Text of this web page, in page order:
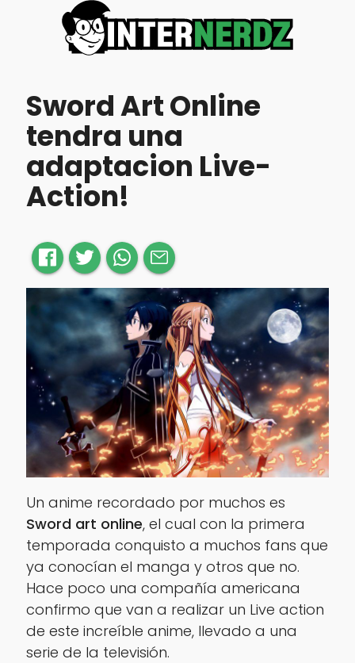
Sword Art Online
tendra una
adaptacion Live-
Action!
Un anime recordado por muchos es
Sword art online, el cual con la primera
temporada conquisto a muchos fans que
ya conocían el manga y otros que no.
Hace poco una compañía americana
confirmo que van a realizar un Live action
de este increíble anime, llevado a una
serie de la televisión.